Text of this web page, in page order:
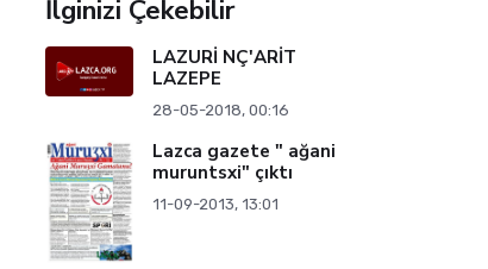
İlginizi Çekebilir
LAZURİ NÇ'ARİT
LAZEPE
28-05-2018, 00:16
Lazca gazete " ağani
muruntsxi" çıktı
11-09-2013, 13:01